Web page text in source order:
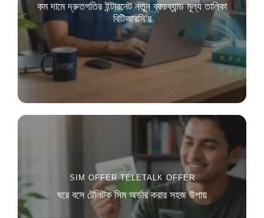
কম দামে দ্রুতগতির ইন্টারনেট নতুন ব্রডব্যান্ড মূল্য তালিকা
বিটিআরসি’র
SIM OFFER TELETALK OFFER
ঘরে বসে টেলিটক সিম অর্ডার করার সহজ উপায়